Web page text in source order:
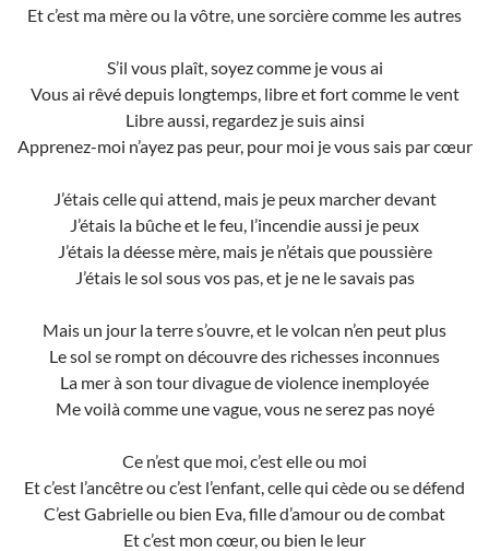
Et c’est ma mère ou la vôtre, une sorcière comme les autres
S’il vous plaît, soyez comme je vous ai
Vous ai rêvé depuis longtemps, libre et fort comme le vent
Libre aussi, regardez je suis ainsi
Apprenez-moi n’ayez pas peur, pour moi je vous sais par cœur
J’étais celle qui attend, mais je peux marcher devant
J’étais la bûche et le feu, l’incendie aussi je peux
J’étais la déesse mère, mais je n’étais que poussière
J’étais le sol sous vos pas, et je ne le savais pas
Mais un jour la terre s’ouvre, et le volcan n’en peut plus
Le sol se rompt on découvre des richesses inconnues
La mer à son tour divague de violence inemployée
Me voilà comme une vague, vous ne serez pas noyé
Ce n’est que moi, c’est elle ou moi
Et c’est l’ancêtre ou c’est l’enfant, celle qui cède ou se défend
C’est Gabrielle ou bien Eva, fille d’amour ou de combat
Et c’est mon cœur, ou bien le leur